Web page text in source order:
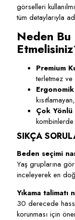
görselleri
tüm detaylarıyla
Neden Bu
Premium
terletmez
Ergonomik
Çok Yönlü
SIKÇA
Beden seçimi
Yaş gruplarına
inceleyerek en
Yıkama talimatı
30 derecede
korunması için